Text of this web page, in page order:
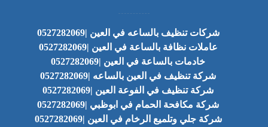
شركات تنظيف بالساعه في العين |0527282069
عاملات نظافة بالساعة في العين |0527282069
خادمات بالساعة في العين |0527282069
شركة تنظيف في العين بالساعه |0527282069
شركة تنظيف في الفوعة العين |0527282069
شركة مكافحة الحمام في ابوظبي |0527282069
شركة جلي وتلميع الرخام في العين |0527282069